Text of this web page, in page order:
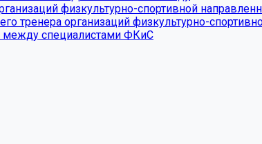
физкультурно-спортивной
тренера организаций физкультурно-
между специалистами ФКиС